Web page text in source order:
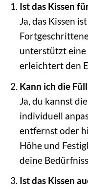
Ist das Kissen
Ja, das Kissen
unterstützt
erleichtert den
Kann ich die
Ja, du kannst
individuell
entfernst oder
Höhe und
deine
Ist das Kissen